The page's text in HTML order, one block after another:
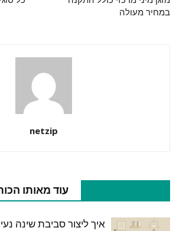
במחיר מעולה
netzip
עוד מאותו
איך ליצור סביבת שינה